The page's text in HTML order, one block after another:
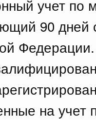
учет по
90 дней
Федерации.
на учет